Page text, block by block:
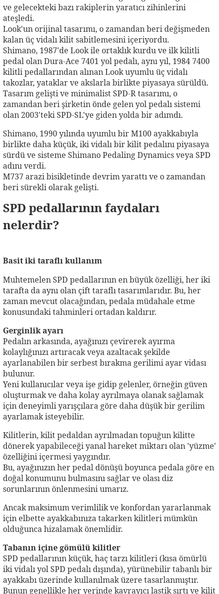
ve gelecekteki bazı rakiplerin yaratıcı zihinlerini
ateşledi.
Look'un orijinal tasarımı, o zamandan beri değişmeden
kalan üç vidalı kilit sabitlemesini içeriyordu.
Shimano, 1987'de Look ile ortaklık kurdu ve ilk kilitli
pedal olan Dura-Ace 7401 yol pedalı, aynı yıl, 1984 7400
kilitli pedallarından alınan Look uyumlu üç vidalı
takozlar, yataklar ve akslarla birlikte piyasaya sürüldü.
Tasarım gelişti ve minimalist SPD-R tasarımı, o
zamandan beri şirketin önde gelen yol pedalı sistemi
olan 2003'teki SPD-SL'ye giden yolda bir adımdı.
Shimano, 1990 yılında uyumlu bir M100 ayakkabıyla
birlikte daha küçük, iki vidalı bir kilit pedalını piyasaya
sürdü ve sisteme Shimano Pedaling Dynamics veya SPD
adını verdi.
M737 arazi bisikletinde devrim yarattı ve o zamandan
beri sürekli olarak gelişti.
SPD pedallarının faydaları
nelerdir?
Basit iki taraflı kullanım
Muhtemelen SPD pedallarının en büyük özelliği, her iki
tarafta da aynı olan çift taraflı tasarımlarıdır. Bu, her
zaman mevcut olacağından, pedala müdahale etme
konusundaki tahminleri ortadan kaldırır.
Gerginlik ayarı
Pedalın arkasında, ayağınızı çevirerek ayırma
kolaylığınızı artıracak veya azaltacak şekilde
ayarlanabilen bir serbest bırakma gerilimi ayar vidası
bulunur.
Yeni kullanıcılar veya işe gidip gelenler, örneğin güven
oluşturmak ve daha kolay ayrılmaya olanak sağlamak
için deneyimli yarışçılara göre daha düşük bir gerilim
ayarlamak isteyebilir.
Kilitlerin, kilit pedaldan ayrılmadan topuğun kilitte
dönerek yapabileceği yanal hareket miktarı olan 'yüzme'
özelliğini içermesi yaygındır.
Bu, ayağınızın her pedal dönüşü boyunca pedala göre en
doğal konumunu bulmasını sağlar ve olası diz
sorunlarının önlenmesini umarız.
Ancak maksimum verimlilik ve konfordan yararlanmak
için elbette ayakkabınıza takarken kilitleri mümkün
olduğunca hizalamak önemlidir.
Tabanın içine gömülü kilitler
SPD pedallarının küçük, haç tarzı kilitleri (kısa ömürlü
iki vidalı yol SPD pedalı dışında), yürünebilir tabanlı bir
ayakkabı üzerinde kullanılmak üzere tasarlanmıştır.
Bunun genellikle her yerinde kavrayıcı lastik sırtı ve kilit